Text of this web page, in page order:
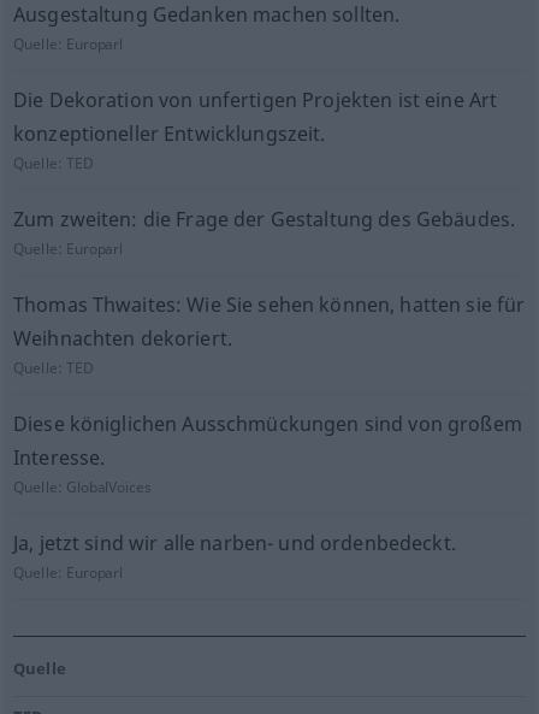
Ausgestaltung Gedanken machen sollten.
Quelle: Europarl
Die Dekoration von unfertigen Projekten ist eine Art
konzeptioneller Entwicklungszeit.
Quelle:TED
Zum zweiten: die Frage der Gestaltung des Gebäudes.
Quelle: Europarl
Thomas Thwaites: Wie Sie sehen können, hatten sie für
Weihnachten dekoriert.
Quelle:TED
Diese königlichen Ausschmückungen sind von großem
Interesse.
Quelle: GlobalVoices
Ja, jetzt sind wir alle narben- und ordenbedeckt.
Quelle: Europarl
Quelle